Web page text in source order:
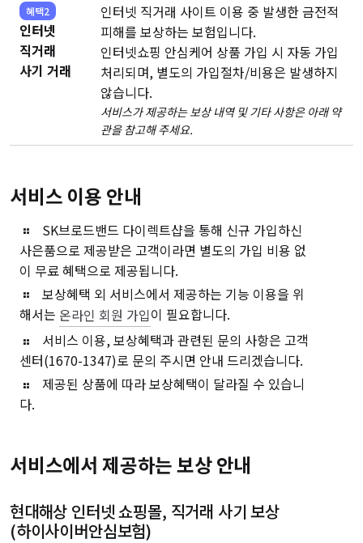
혜택2
인터넷
직거래
사기 거래
인터넷 직거래 사이트 이용 중 발생한 금전적
피해를 보상하는 보험입니다.
인터넷쇼핑 안심케어 상품 가입 시 자동 가입
처리되며, 별도의 가입절차/비용은 발생하지
않습니다.
서비스가 제공하는 보상 내역 및 기타 사항은 아래 약
관을 참고해 주세요.
서비스 이용 안내
SK브로드밴드 다이렉트샵을 통해 신규 가입하신
사은품으로 제공받은 고객이라면 별도의 가입 비용 없
이 무료 혜택으로 제공됩니다.
보상혜택 외 서비스에서 제공하는 기능 이용을 위
해서는 온라인 회원 가입이 필요합니다.
서비스 이용, 보상혜택과 관련된 문의 사항은 고객
센터(1670-1347)로 문의 주시면 안내 드리겠습니다.
제공된 상품에 따라 보상혜택이 달라질 수 있습니
다.
서비스에서 제공하는 보상 안내
현대해상 인터넷 쇼핑몰, 직거래 사기 보상
(하이사이버안심보험)